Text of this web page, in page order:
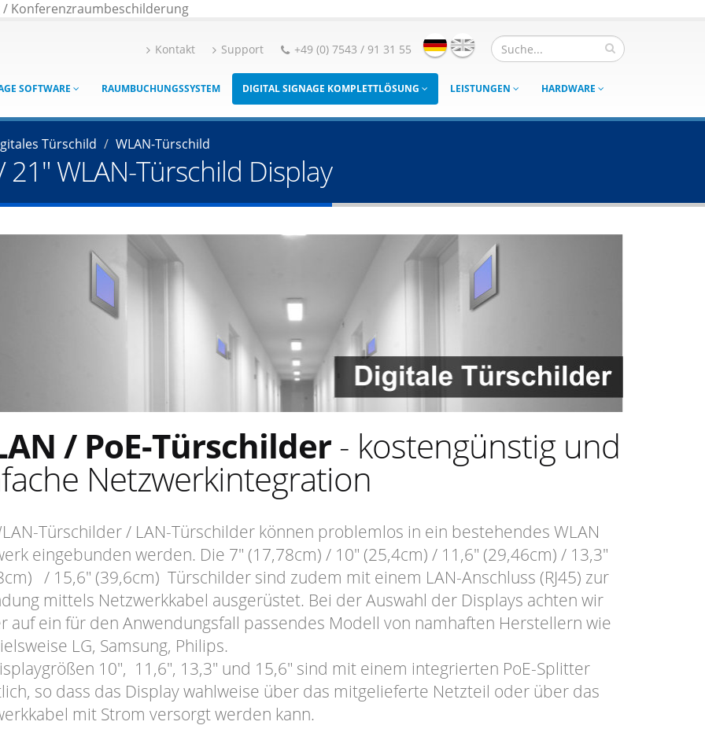
Konferenzraumbeschilderung
Kontakt Support +49 (0) 7543 / 91 31 55
SOFTWARE RAUMBUCHUNGSSYSTEM DIGITAL SIGNAGE KOMPLETTLÖSUNG LEISTUNGEN HARDWARE
Türschild WLAN-Türschild
WLAN-Türschild Display
/ PoE-Türschilder- kostengünstig und
Netzwerkintegration
Türschilder / LAN-Türschilder können problemlos in ein bestehendes WLAN
eingebunden werden. Die 7" (17,78cm) / 10" (25,4cm) / 11,6" (29,46cm) / 13,3"
/ 15,6" (39,6cm) Türschilder sind zudem mit einem LAN-Anschluss (RJ45) zur
mittels Netzwerkkabel ausgerüstet. Bei der Auswahl der Displays achten wir
auf ein für den Anwendungsfall passendes Modell von namhaften Herstellern wie
LG, Samsung, Philips.
10", 11,6", 13,3" und 15,6" sind mit einem integrierten PoE-Splitter
so dass das Display wahlweise über das mitgelieferte Netzteil oder über das
mit Strom versorgt werden kann.